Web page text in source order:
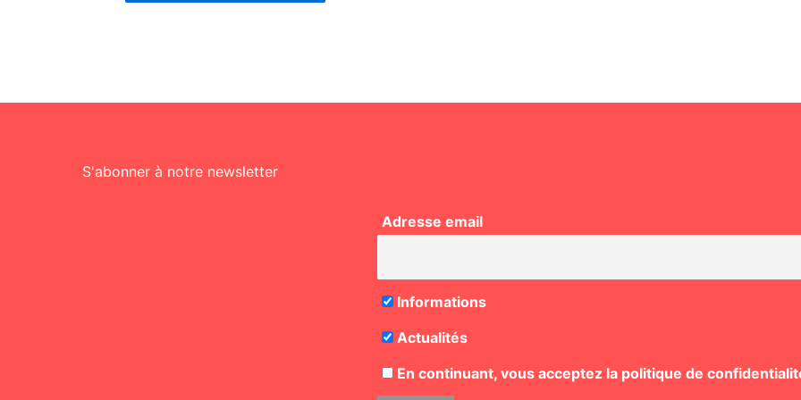
S'abonner à notre newsletter
Adresse email
Informations
Actualités
En continuant, vous acceptez la politique de